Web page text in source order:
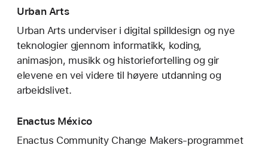
Urban Arts
Urban Arts underviser i digital spilldesign og nye
teknologier gjennom informatikk, koding,
animasjon, musikk og historiefortelling og gir
elevene en vei videre til høyere utdanning og
arbeidslivet.
Enactus México
Enactus Community Change Makers-programmet